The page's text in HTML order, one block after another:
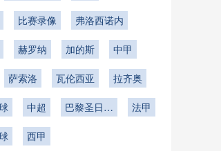
比赛录像 弗洛西诺内
赫罗纳 加的斯 中甲
萨索洛 瓦伦西亚 拉齐奥
中超
巴黎圣日耳
法甲
西甲